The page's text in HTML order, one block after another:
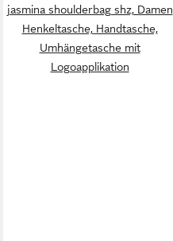
jasmina shoulderbag shz, Damen
Henkeltasche, Handtasche,
Umhängetasche mit
Logoapplikation